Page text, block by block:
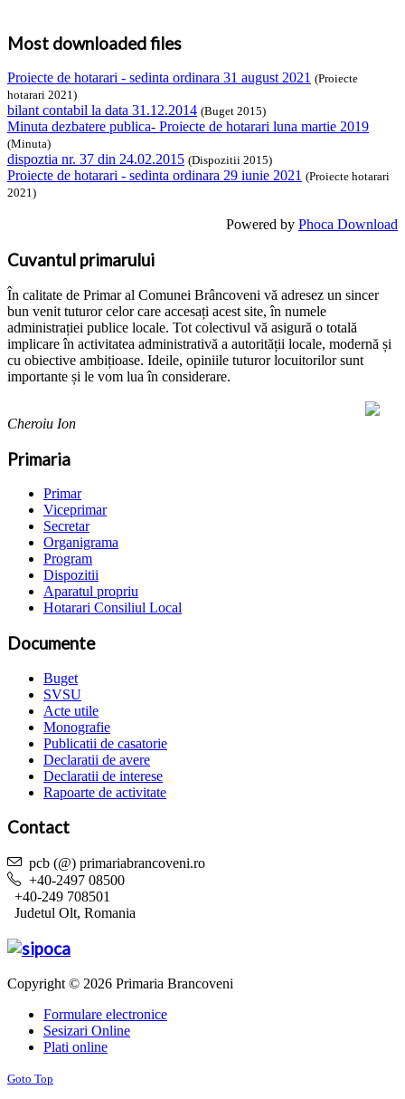
Most downloaded files
Proiecte de hotarari - sedinta ordinara 31 august 2021 (Proiecte
hotarari 2021)
bilant contabil la data 31.12.2014 (Buget 2015)
Minuta dezbatere publica- Proiecte de hotarari luna martie 2019
(Minuta)
dispoztia nr. 37 din 24.02.2015 (Dispozitii 2015)
Proiecte de hotarari - sedinta ordinara 29 iunie 2021 (Proiecte hotarari
2021)
Powered by Phoca Download
Cuvantul primarului
În calitate de Primar al Comunei Brâncoveni vă adresez un sincer
bun venit tuturor celor care accesați acest site, în numele
administrației publice locale. Tot colectivul vă asigură o totală
implicare în activitatea administrativă a autorității locale, modernă și
cu obiective ambițioase. Ideile, opiniile tuturor locuitorilor sunt
importante și le vom lua în considerare.
Cheroiu Ion
Primaria
Primar
Viceprimar
Secretar
Organigrama
Program
Dispozitii
Aparatul propriu
Hotarari Consiliul Local
Documente
Buget
SVSU
Acte utile
Monografie
Publicatii de casatorie
Declaratii de avere
Declaratii de interese
Rapoarte de activitate
Contact
pcb (@) primariabrancoveni.ro
+40-2497 08500
+40-249 708501
Judetul Olt, Romania
Copyright © 2026 Primaria Brancoveni
Formulare electronice
Sesizari Online
Plati online
Goto Top